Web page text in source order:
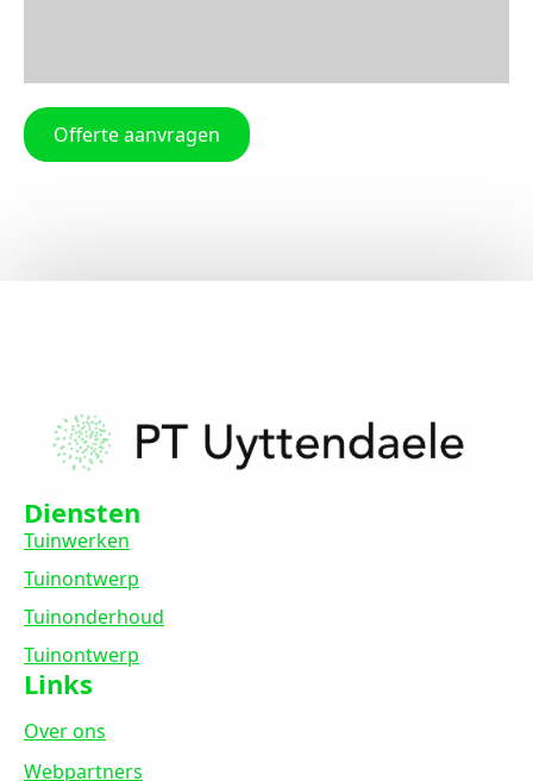
Offerte aanvragen
Diensten
Tuinwerken
Tuinontwerp
Tuinonderhoud
Tuinontwerp
Links
Over ons
Webpartners